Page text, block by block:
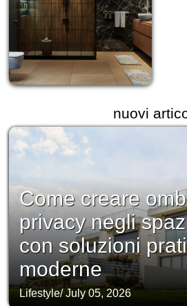
nuovi
Come creare
privacy negli
con soluzioni
moderne
Lifestyle/July 05, 2026